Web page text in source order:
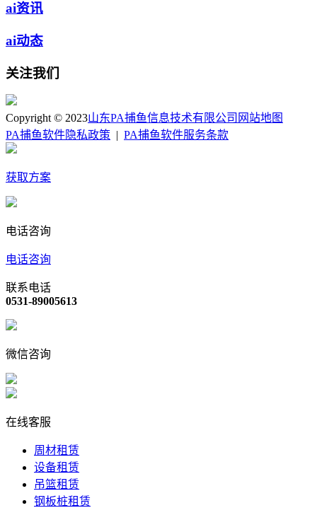
ai资讯
ai动态
关注我们
Copyright © 2023山东PA捕鱼信息技术有限公司 网站地图
PA捕鱼软件隐私政策
PA捕鱼软件服务条款
获取方案
电话咨询
电话咨询
联系电话
0531-89005613
微信咨询
在线客服
周材租赁
设备租赁
吊篮租赁
钢板桩租赁